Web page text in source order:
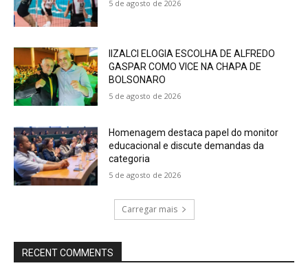
5 de agosto de 2026
IIZALCI ELOGIA ESCOLHA DE ALFREDO
GASPAR COMO VICE NA CHAPA DE
BOLSONARO
5 de agosto de 2026
Homenagem destaca papel do monitor
educacional e discute demandas da
categoria
5 de agosto de 2026
Carregar mais
RECENT COMMENTS